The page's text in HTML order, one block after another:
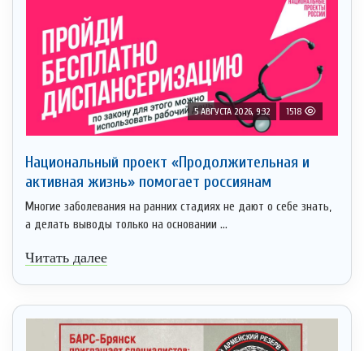
5 АВГУСТА 2026, 9:32 1518
Национальный проект «Продолжительная и
активная жизнь» помогает россиянам
Многие заболевания на ранних стадиях не дают о себе знать,
а делать выводы только на основании ...
Читать далее